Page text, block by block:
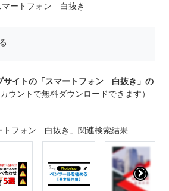
マートフォン 白抜き
サイトの「スマートフォン 白抜き」の
カウントで無料ダウンロードできます）
トフォン 白抜き」関連検索結果